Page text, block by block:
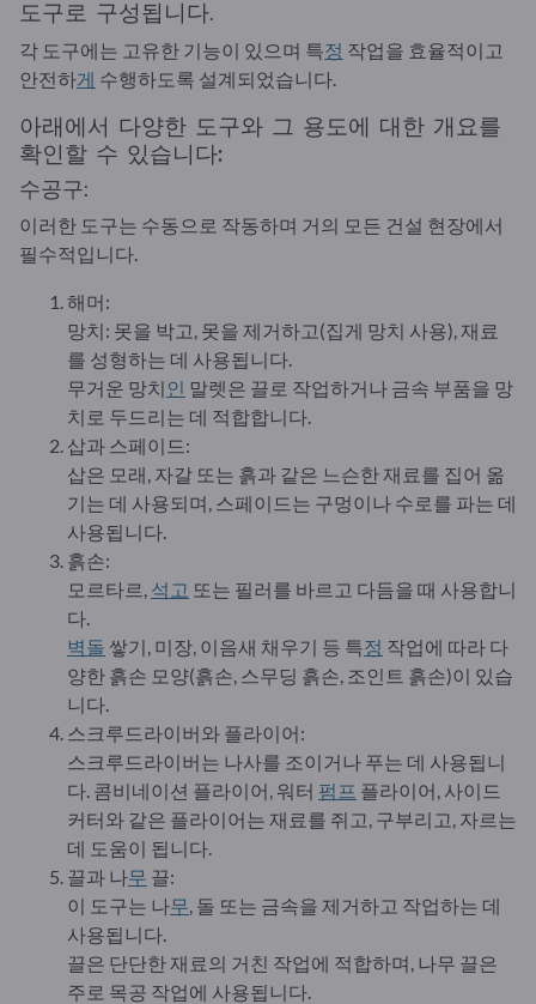
도구로 구성됩니다.
각 도구에는 고유한 기능이 있으며 특정 작업을 효율적이고
안전하게 수행하도록 설계되었습니다.
아래에서 다양한 도구와 그 용도에 대한 개요를
확인할 수 있습니다:
수공구:
이러한 도구는 수동으로 작동하며 거의 모든 건설 현장에서
필수적입니다.
해머:
망치: 못을 박고, 못을 제거하고(집게 망치 사용), 재료
를 성형하는 데 사용됩니다.
무거운 망치 인 말렛은 끌로 작업하거나 금속 부품을 망
치로 두드리는 데 적합합니다.
삽과 스페이드:
삽은 모래, 자갈 또는 흙과 같은 느슨한 재료를 집어 옮
기는 데 사용되며, 스페이드는 구멍이나 수로를 파는 데
사용됩니다.
흙손:
모르타르, 석고 또는 필러를 바르고 다듬을 때 사용합니
다.
벽돌 쌓기, 미장, 이음새 채우기 등 특정 작업에 따라 다
양한 흙손 모양(흙손, 스무딩 흙손, 조인트 흙손)이 있습
니다.
스크루드라이버와 플라이어:
스크루드라이버는 나사를 조이거나 푸는 데 사용됩니
다. 콤비네이션 플라이어, 워터 펌프 플라이어, 사이드
커터와 같은 플라이어는 재료를 쥐고, 구부리고, 자르는
데 도움이 됩니다.
끌과 나무 끌:
이 도구는 나무 , 돌 또는 금속을 제거하고 작업하는 데
사용됩니다.
끌은 단단한 재료의 거친 작업에 적합하며, 나무 끌은
주로 목공 작업에 사용됩니다.